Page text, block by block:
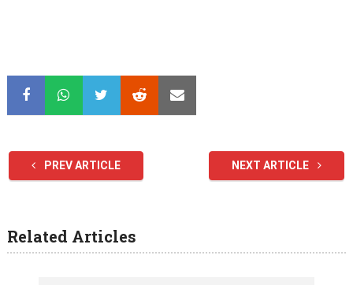
PREV ARTICLE NEXT ARTICLE
Related Articles